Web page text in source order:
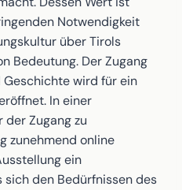
Notwendigkeit
über Tirols
Bedeutung. Der Zugang
wird für ein
In einer
Zugang zu
zunehmend online
ein
den Bedürfnissen des